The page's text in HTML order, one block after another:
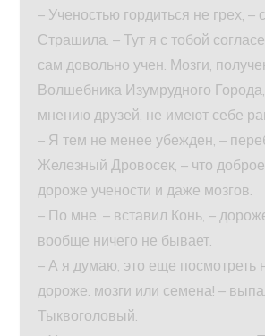
– Ученостью гордиться не грех, –
Страшила. – Тут я с тобой
сам довольно учен. Мозги,
Волшебника Изумрудного
мнению друзей, не имеют себе
– Я тем не менее убежден, –
Железный Дровосек, – что
дороже учености и даже мозгов.
– По мне, – вставил Конь, –
вообще ничего не бывает.
– А я думаю, это еще посмотреть
дороже: мозги или семена! –
Тыквоголовый.